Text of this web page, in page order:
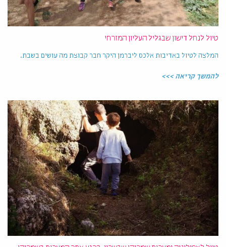
טיול לנחל דישון שבגליל העליון המזרחי
המלצה לטיול באדיבות אלכס ליברמן היקר חבר קבוצת מה עושים בשבת.
להמשך קריאה >>>